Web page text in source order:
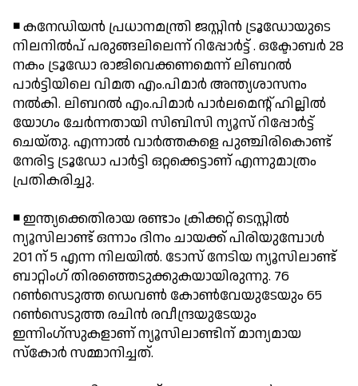
◾ കനേഡിയന്‍ പ്രധാനമന്ത്രി ജസ്റ്റിന്‍ ട്രൂഡോയുടെ
നിലനില്‍പ് പരുങ്ങലിലെന്ന് റിപ്പോര്‍ട്ട് . ഒക്ടോബര്‍ 28
നകം ട്രൂഡോ രാജിവെക്കണമെന്ന് ലിബറല്‍
പാര്‍ട്ടിയിലെ വിമത എം.പിമാര്‍ അന്ത്യശാസനം
നല്‍കി. ലിബറല്‍ എം.പിമാര്‍ പാര്‍ലമെന്റ് ഹില്ലില്‍
യോഗം ചേര്‍ന്നതായി സിബിസി ന്യൂസ് റിപ്പോര്‍ട്ട്
ചെയ്തു. എന്നാല്‍ വാര്‍ത്തകളെ പുഞ്ചിരികൊണ്ട്
നേരിട്ട ട്രൂഡോ പാര്‍ട്ടി ഒറ്റക്കെട്ടാണ് എന്നുമാത്രം
പ്രതികരിച്ചു.
◾ ഇന്ത്യക്കെതിരായ രണ്ടാം ക്രിക്കറ്റ് ടെസ്റ്റില്‍
ന്യൂസിലാണ്ട് ഒന്നാം ദിനം ചായക്ക് പിരിയുമ്പോള്‍
201 ന് 5 എന്ന നിലയില്‍. ടോസ് നേടിയ ന്യൂസിലാണ്ട്
ബാറ്റിംഗ് തിരഞ്ഞെടുക്കുകയായിരുന്നു. 76
റണ്‍സെടുത്ത ഡെവണ്‍ കോണ്‍വേയുടേയും 65
റണ്‍സെടുത്ത രചിന്‍ രവീന്ദ്രയുടേയും
ഇന്നിംഗ്‌സുകളാണ് ന്യൂസിലാണ്ടിന് മാന്യമായ
സ്‌കോര്‍ സമ്മാനിച്ചത്.